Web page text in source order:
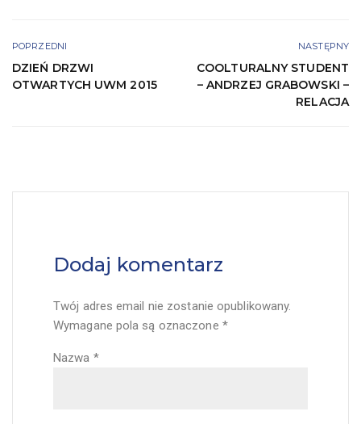
POPRZEDNI
DZIEŃ DRZWI
OTWARTYCH UWM 2015
NASTĘPNY
COOLTURALNY STUDENT
– ANDRZEJ GRABOWSKI –
RELACJA
Dodaj komentarz
Twój adres email nie zostanie opublikowany.
Wymagane pola są oznaczone *
Nazwa *